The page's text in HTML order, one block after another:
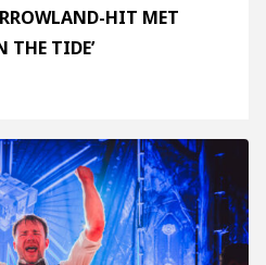
HIT MET
THE TIDE’